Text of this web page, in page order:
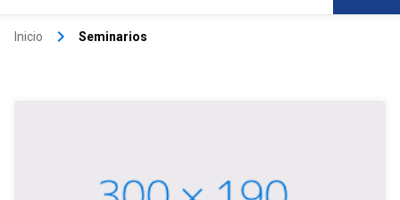
Inicio keyboard_arrow_right Seminarios